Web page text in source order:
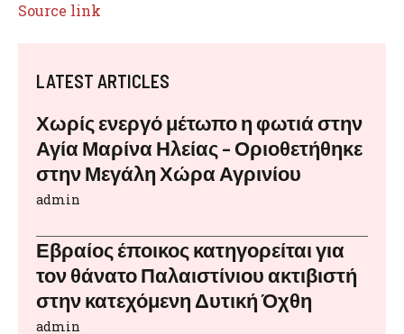
Source link
LATEST ARTICLES
Χωρίς ενεργό μέτωπο η φωτιά στην
Αγία Μαρίνα Ηλείας – Οριοθετήθηκε
στην Μεγάλη Χώρα Αγρινίου
admin
Εβραίος έποικος κατηγορείται για
τον θάνατο Παλαιστίνιου ακτιβιστή
στην κατεχόμενη Δυτική Όχθη
admin